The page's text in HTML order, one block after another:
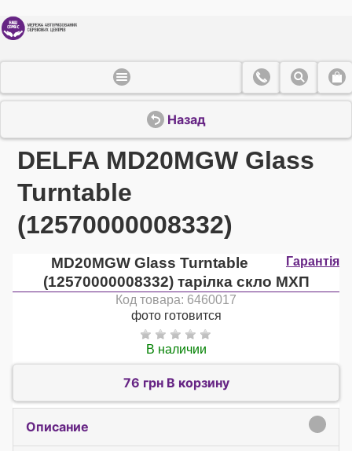
Назад
DELFA MD20MGW Glass
Turntable
(12570000008332)
Гарантія
MD20MGW Glass Turntable
(12570000008332) тарілка скло МХП
Код товара: 6460017
фото готовится
В наличии
76 грн В корзину
Описание